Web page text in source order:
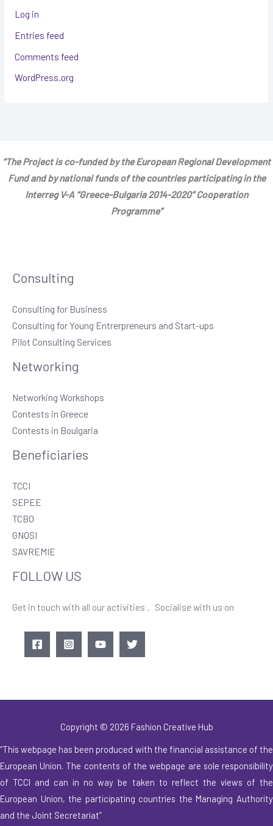
Log in
Entries feed
Comments feed
WordPress.org
“The Project is co-funded by the European Regional Development
Fund and by national funds of the countries participating in the
Interreg V-A “Greece-Bulgaria 2014-2020” Cooperation
Programme”
Consulting
Consulting for Business
Consulting for Young Entrerpreneurs and Start-ups
Pilot Consulting Services
Networking
Networking Workshops
Contests in Greece
Contests in Boulgaria
Beneficiaries
TCCI
SEPEE
TCBO
GNOSI
SAVREMIE
FOLLOW US
Get in touch with all our activities . Socialise with us on
Copyright © 2026 Fashion Creative Hub
“This webpage has been produced with the financial assistance of the
European Union. The contents of the webpage are sole responsibility
of TCCI and can in no way be taken to reflect the views of the
European Union, the participating countries the Managing Authority
and the Joint Secretariat”